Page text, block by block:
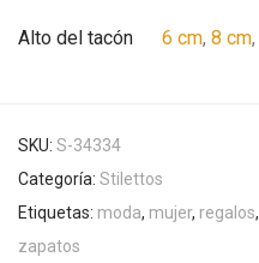
Alto del tacón 6 cm, 8 cm,
SKU: S-34334
Categoría: Stilettos
Etiquetas: moda, mujer, regalos,
zapatos